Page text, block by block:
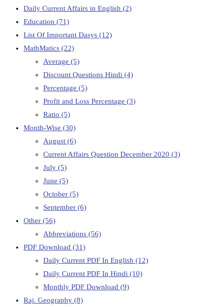
Daily Current Affairs in English (2)
Education (71)
List Of Important Dasys (12)
MathMatics (22)
Average (5)
Discount Questions Hindi (4)
Percentage (5)
Profit and Loss Percentage (3)
Ratio (5)
Month-Wise (30)
August (6)
Current Affairs Question December 2020 (3)
July (5)
June (5)
October (5)
September (6)
Other (56)
Abbreviations (56)
PDF Download (31)
Daily Current PDF In English (12)
Daily Current PDF In Hindi (10)
Monthly PDF Download (9)
Raj. Geography (8)